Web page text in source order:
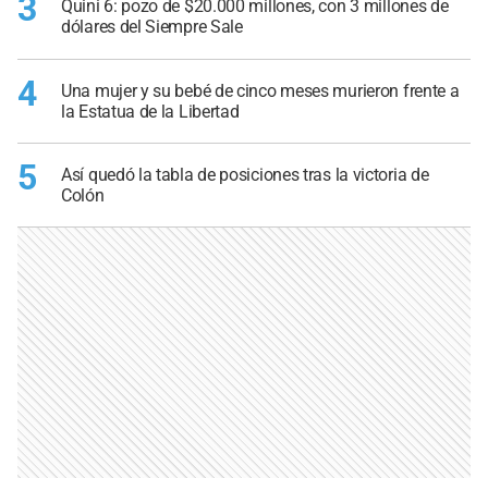
3
Quini 6: pozo de $20.000 millones, con 3 millones de
dólares del Siempre Sale
4
Una mujer y su bebé de cinco meses murieron frente a
la Estatua de la Libertad
5
Así quedó la tabla de posiciones tras la victoria de
Colón